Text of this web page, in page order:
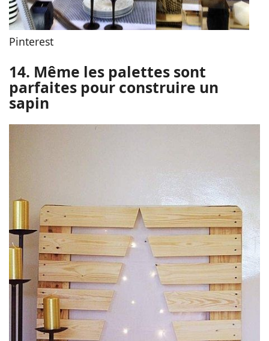
Pinterest
14. Même les palettes sont
parfaites pour construire un
sapin